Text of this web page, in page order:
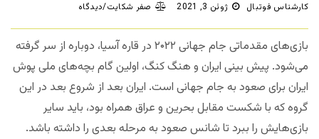
کارشناس فوتبال ژوئن 3, 2021 صفر شکایت/دیدگاه
بازی‌های مقدماتی جام جهانی ۲۰۲۲ در قاره آسیا، دوباره از سر گرفته
می‌شود. پیش بینی ایران و هنگ کنگ، اولین گام بچه‌های ملی پوش
ایران برای صعود به جام جهانی است. ایران بعد از شروع بعد در این
گروه که با شکست مقابل بحرین و عراق همراه بود، باید سایر
بازی‌هایش را ببرد تا شانس صعود به مرحله بعدی را داشته باشد.